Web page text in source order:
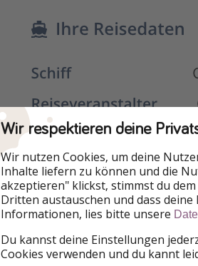
Wir respektieren deine
Wir nutzen Cookies, um deine
Inhalte liefern zu können und die
akzeptieren" klickst, stimmst du
Dritten austauschen und dass
Informationen, lies bitte unsere
Du kannst deine Einstellungen
Cookies verwenden und du kannt